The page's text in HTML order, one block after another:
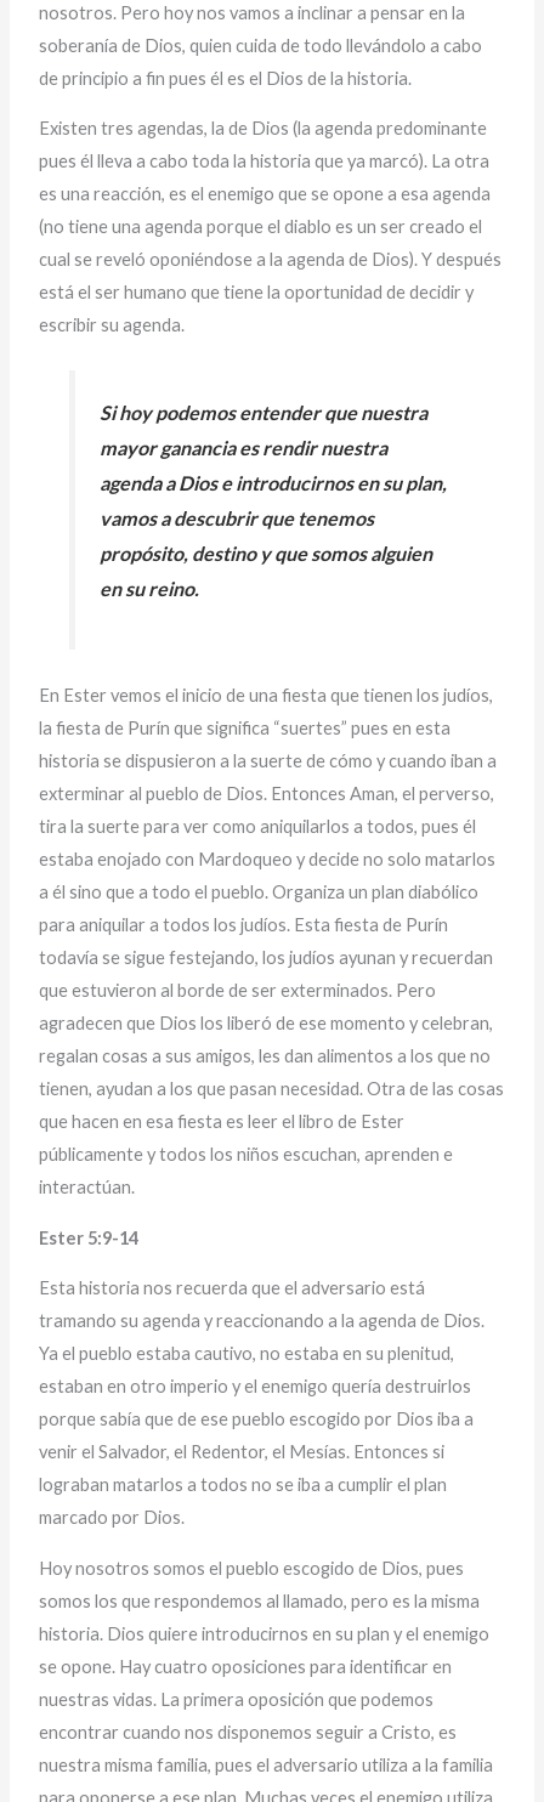
nosotros. Pero hoy nos vamos a inclinar a pensar en la
soberanía de Dios, quien cuida de todo llevándolo a cabo
de principio a fin pues él es el Dios de la historia.
Existen tres agendas, la de Dios (la agenda predominante
pues él lleva a cabo toda la historia que ya marcó). La otra
es una reacción, es el enemigo que se opone a esa agenda
(no tiene una agenda porque el diablo es un ser creado el
cual se reveló oponiéndose a la agenda de Dios). Y después
está el ser humano que tiene la oportunidad de decidir y
escribir su agenda.
Si hoy podemos entender que nuestra
mayor ganancia es rendir nuestra
agenda a Dios e introducirnos en su plan,
vamos a descubrir que tenemos
propósito, destino y que somos alguien
en su reino.
En Ester vemos el inicio de una fiesta que tienen los judíos,
la fiesta de Purín que significa “suertes” pues en esta
historia se dispusieron a la suerte de cómo y cuando iban a
exterminar al pueblo de Dios. Entonces Aman, el perverso,
tira la suerte para ver como aniquilarlos a todos, pues él
estaba enojado con Mardoqueo y decide no solo matarlos
a él sino que a todo el pueblo. Organiza un plan diabólico
para aniquilar a todos los judíos. Esta fiesta de Purín
todavía se sigue festejando, los judíos ayunan y recuerdan
que estuvieron al borde de ser exterminados. Pero
agradecen que Dios los liberó de ese momento y celebran,
regalan cosas a sus amigos, les dan alimentos a los que no
tienen, ayudan a los que pasan necesidad. Otra de las cosas
que hacen en esa fiesta es leer el libro de Ester
públicamente y todos los niños escuchan, aprenden e
interactúan.
Ester 5:9-14
Esta historia nos recuerda que el adversario está
tramando su agenda y reaccionando a la agenda de Dios.
Ya el pueblo estaba cautivo, no estaba en su plenitud,
estaban en otro imperio y el enemigo quería destruirlos
porque sabía que de ese pueblo escogido por Dios iba a
venir el Salvador, el Redentor, el Mesías. Entonces si
lograban matarlos a todos no se iba a cumplir el plan
marcado por Dios.
Hoy nosotros somos el pueblo escogido de Dios, pues
somos los que respondemos al llamado, pero es la misma
historia. Dios quiere introducirnos en su plan y el enemigo
se opone. Hay cuatro oposiciones para identificar en
nuestras vidas. La primera oposición que podemos
encontrar cuando nos disponemos seguir a Cristo, es
nuestra misma familia, pues el adversario utiliza a la familia
para oponerse a ese plan. Muchas veces el enemigo utiliza